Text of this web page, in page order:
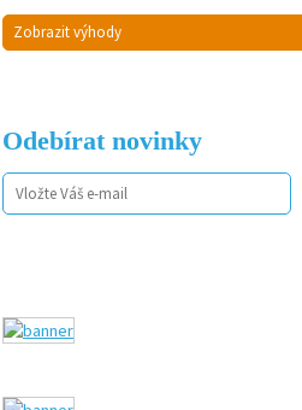
Zobrazit výhody
Odebírat novinky